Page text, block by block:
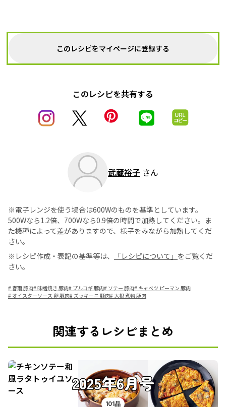
このレシピをマイページに登録する
このレシピを共有する
武蔵裕子 さん
※電子レンジを使う場合は600Wのものを基準としています。
500Wなら1.2倍、700Wなら0.9倍の時間で加熱してください。ま
た機種によって差がありますので、様子をみながら加熱してくだ
さい。
※レシピ作成・表記の基準等は、
「レシピについて」 をご覧くだ
さい。
# 春雨 豚肉#味噌焼き 豚肉# プルコギ 豚肉# ソテー 豚肉# キャベツ ピーマン 豚肉
#オイスターソース 卵 豚肉# ズッキーニ 豚肉# 大根 煮物 豚肉
関連するレシピまとめ
2025年6月号
101品